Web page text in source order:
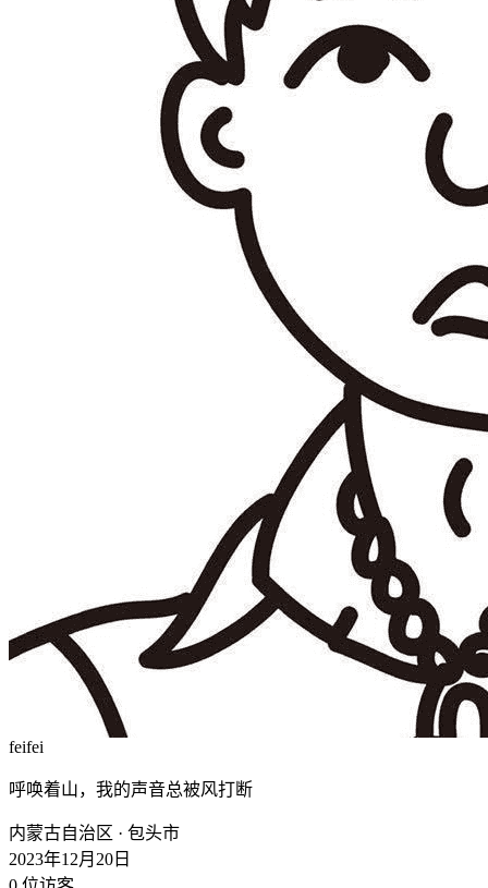
feifei
呼唤着山，我的声音总被风打断
内蒙古自治区 · 包头市
2023年12月20日